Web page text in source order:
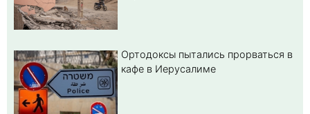
Ортодоксы пытались прорваться в
кафе в Иерусалиме